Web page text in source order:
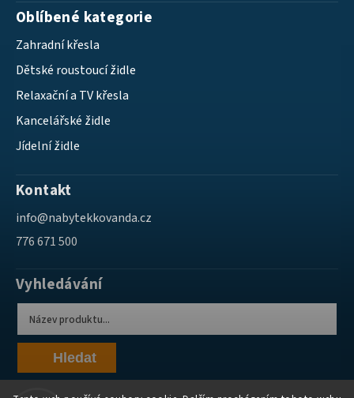
Oblíbené kategorie
Zahradní křesla
Dětské roustoucí židle
Relaxační a TV křesla
Kancelářské židle
Jídelní židle
Kontakt
info@nabytekkovanda.cz
776 671 500
Vyhledávání
Hledat